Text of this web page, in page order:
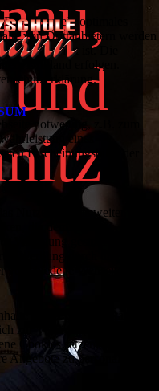
ein optimales
von Drittanbietern werden
aktiviert ist. Die
Drittland erfolgen.
notwendig, z.B. zum
eines
Erscheinungsbilds der
Nutzererlebnis weiter zu
die dem
Verfügung gestellt werden,
Werbung durch die
Webseiten.
oder Funktionalitäten an,
zur Verfügung gestellt
Cookies setzen, z.B. um
Angebote zu personalisieren